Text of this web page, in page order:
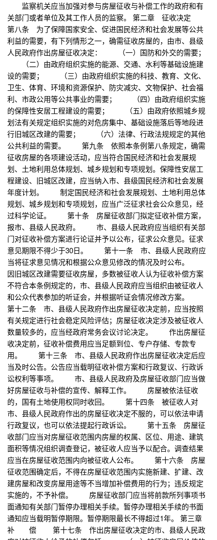
监察机关应当加强对参与房屋征收与补偿工作的政府和有
关部门或者单位及其工作人员的监察。 第二章 征收决定
第八条 为了保障国家安全、促进国民经济和社会发展等公共
利益的需要，有下列情形之一，确需征收房屋的，由市、县级
人民政府作出房屋征收决定： （一）国防和外交的需要；
（二）由政府组织实施的能源、交通、水利等基础设施建
设的需要； （三）由政府组织实施的科技、教育、文化、
卫生、体育、环境和资源保护、防灾减灾、文物保护、社会福
利、市政公用等公共事业的需要； （四）由政府组织实施
的保障性安居工程建设的需要； （五）由政府依照城乡规
划法有关规定组织实施的对危房集中、基础设施落后等地段进
行旧城区改建的需要； （六）法律、行政法规规定的其他
公共利益的需要。 第九条 依照本条例第八条规定，确需
征收房屋的各项建设活动，应当符合国民经济和社会发展规
划、土地利用总体规划、城乡规划和专项规划。保障性安居工
程建设、旧城区改建，应当纳入市、县级国民经济和社会发展
年度计划。 制定国民经济和社会发展规划、土地利用总体
规划、城乡规划和专项规划，应当广泛征求社会公众意见，经
过科学论证。 第十条 房屋征收部门拟定征收补偿方案，
报市、县级人民政府。 市、县级人民政府应当组织有关部
门对征收补偿方案进行论证并予以公布，征求公众意见。征求
意见期限不得少于30日。 第十一条 市、县级人民政府应
当将征求意见情况和根据公众意见修改的情况及时公布。
因旧城区改建需要征收房屋，多数被征收人认为征收补偿方案
不符合本条例规定的，市、县级人民政府应当组织由被征收人
和公众代表参加的听证会，并根据听证会情况修改方案。
第十二条 市、县级人民政府作出房屋征收决定前，应当按照
有关规定进行社会稳定风险评估；房屋征收决定涉及被征收人
数量较多的，应当经政府常务会议讨论决定。 作出房屋征
收决定前，征收补偿费用应当足额到位、专户存储、专款专
用。 第十三条 市、县级人民政府作出房屋征收决定后应
当及时公告。公告应当载明征收补偿方案和行政复议、行政诉
讼权利等事项。 市、县级人民政府及房屋征收部门应当做
好房屋征收与补偿的宣传、解释工作。 房屋被依法征收
的，国有土地使用权同时收回。 第十四条 被征收人对
市、县级人民政府作出的房屋征收决定不服的，可以依法申请
行政复议，也可以依法提起行政诉讼。 第十五条 房屋征
收部门应当对房屋征收范围内房屋的权属、区位、用途、建筑
面积等情况组织调查登记，被征收人应当予以配合。调查结果
应当在房屋征收范围内向被征收人公布。 第十六条 房屋
征收范围确定后，不得在房屋征收范围内实施新建、扩建、改
建房屋和改变房屋用途等不当增加补偿费用的行为；违反规定
实施的，不予补偿。 房屋征收部门应当将前款所列事项书
面通知有关部门暂停办理相关手续。暂停办理相关手续的书面
通知应当载明暂停期限。暂停期限最长不得超过1年。 第三章
补 偿 第十七条 作出房屋征收决定的市、县级人民政